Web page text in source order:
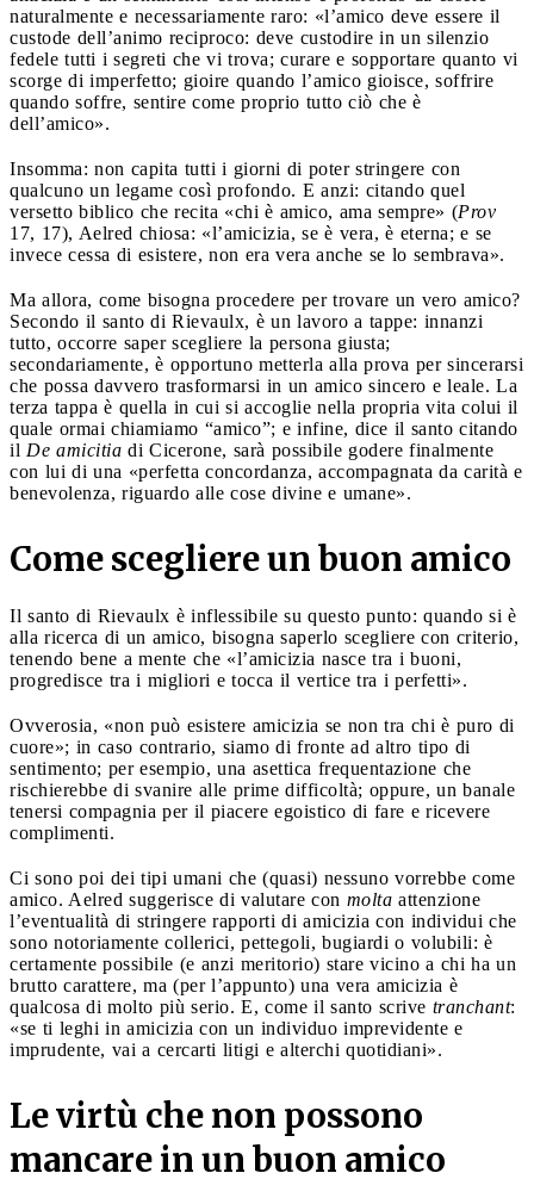
naturalmente e necessariamente raro: «l’amico deve essere il
custode dell’animo reciproco: deve custodire in un silenzio
fedele tutti i segreti che vi trova; curare e sopportare quanto vi
scorge di imperfetto; gioire quando l’amico gioisce, soffrire
quando soffre, sentire come proprio tutto ciò che è
dell’amico».
Insomma: non capita tutti i giorni di poter stringere con
qualcuno un legame così profondo. E anzi: citando quel
versetto biblico che recita «chi è amico, ama sempre» (Prov
17, 17), Aelred chiosa: «l’amicizia, se è vera, è eterna; e se
invece cessa di esistere, non era vera anche se lo sembrava».
Ma allora, come bisogna procedere per trovare un vero amico?
Secondo il santo di Rievaulx, è un lavoro a tappe: innanzi
tutto, occorre saper scegliere la persona giusta;
secondariamente, è opportuno metterla alla prova per sincerarsi
che possa davvero trasformarsi in un amico sincero e leale. La
terza tappa è quella in cui si accoglie nella propria vita colui il
quale ormai chiamiamo “amico”; e infine, dice il santo citando
il De amicitia di Cicerone, sarà possibile godere finalmente
con lui di una «perfetta concordanza, accompagnata da carità e
benevolenza, riguardo alle cose divine e umane».
Come scegliere un buon amico
Il santo di Rievaulx è inflessibile su questo punto: quando si è
alla ricerca di un amico, bisogna saperlo scegliere con criterio,
tenendo bene a mente che «l’amicizia nasce tra i buoni,
progredisce tra i migliori e tocca il vertice tra i perfetti».
Ovverosia, «non può esistere amicizia se non tra chi è puro di
cuore»; in caso contrario, siamo di fronte ad altro tipo di
sentimento; per esempio, una asettica frequentazione che
rischierebbe di svanire alle prime difficoltà; oppure, un banale
tenersi compagnia per il piacere egoistico di fare e ricevere
complimenti.
Ci sono poi dei tipi umani che (quasi) nessuno vorrebbe come
amico. Aelred suggerisce di valutare con molta attenzione
l’eventualità di stringere rapporti di amicizia con individui che
sono notoriamente collerici, pettegoli, bugiardi o volubili: è
certamente possibile (e anzi meritorio) stare vicino a chi ha un
brutto carattere, ma (per l’appunto) una vera amicizia è
qualcosa di molto più serio. E, come il santo scrive tranchant:
«se ti leghi in amicizia con un individuo imprevidente e
imprudente, vai a cercarti litigi e alterchi quotidiani».
Le virtù che non possono
mancare in un buon amico